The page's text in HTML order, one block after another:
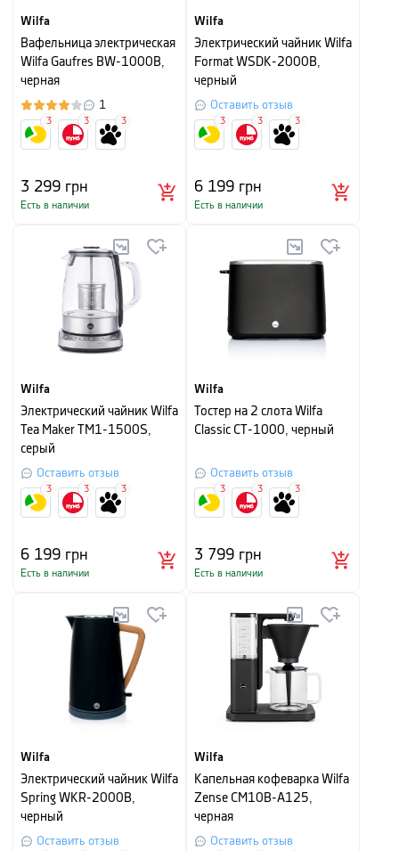
Wilfa
Вафельница электрическая
Wilfa Gaufres BW-1000B,
черная
1
3 299 грн
Есть в наличии
3 3 3
Wilfa
Электрический чайник Wilfa
Format WSDK-2000B,
черный
Оставить отзыв
6 199 грн
Есть в наличии
3 3 3
Wilfa
Электрический чайник Wilfa
Tea Maker TM1-1500S,
серый
Оставить отзыв
6 199 грн
Есть в наличии
3 3 3
Wilfa
Тостер на 2 слота Wilfa
Classic СТ-1000, черный
Оставить отзыв
3 799 грн
Есть в наличии
3 3 3
Wilfa
Электрический чайник Wilfa
Spring WKR-2000B,
черный
Оставить отзыв
Wilfa
Капельная кофеварка Wilfa
Zense CM10B-A125,
черная
Оставить отзыв